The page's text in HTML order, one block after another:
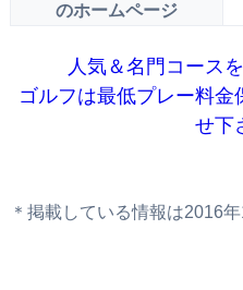
のホームページ
人気＆名門コース
ゴルフは最低プレー料
せ下
＊掲載している情報は2016